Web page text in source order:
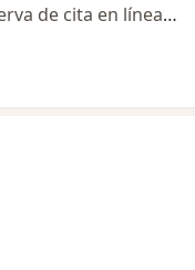
Este especialista no ofrece reserva de cita en línea en esta dirección.